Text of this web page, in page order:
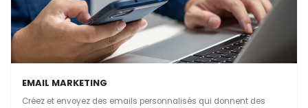
EMAIL MARKETING
Créez et envoyez des emails personnalisés qui donnent des